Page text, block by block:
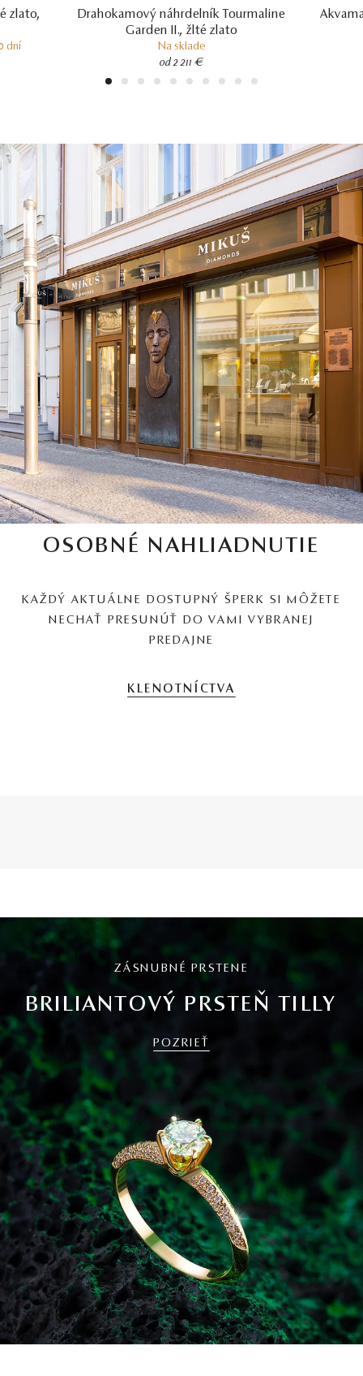
zlato,
dní
Drahokamový náhrdelník Tourmaline
Garden II., žlté zlato
Na sklade
od 2 211 €
1 2 3 4 5 6 7 8 9 10
OSOBNÉ NAHLIADNUTIE
KAŽDÝ AKTUÁLNE DOSTUPNÝ ŠPERK SI MÔŽETE
NECHAŤ PRESUNÚŤ DO VAMI VYBRANEJ
PREDAJNE
KLENOTNÍCTVA
ZÁSNUBNÉ PRSTENE
BRILIANTOVÝ PRSTEŇ TILLY
POZRIEŤ